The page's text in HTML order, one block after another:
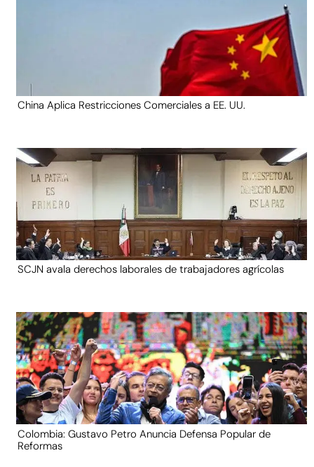
China Aplica Restricciones Comerciales a EE. UU.
SCJN avala derechos laborales de trabajadores agrícolas
Colombia: Gustavo Petro Anuncia Defensa Popular de
Reformas